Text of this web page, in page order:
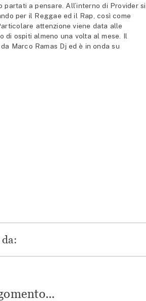
a pensare. All’interno di Provider si
per il Reggae ed il Rap, così come
attenzione viene data alle
ospiti almeno una volta al mese. Il
Marco Ramas Dj ed è in onda su